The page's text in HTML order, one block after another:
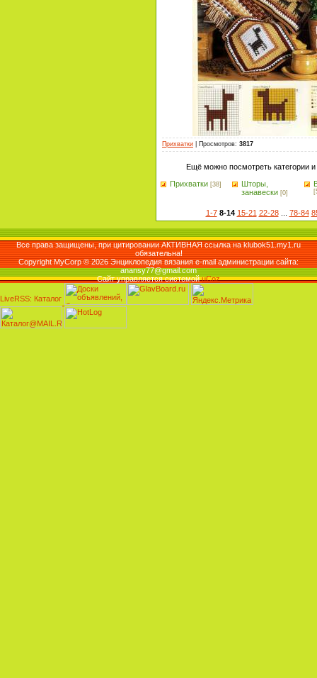
Прихватки Просмотров: 3817
Ещё можно посмотреть категории
Прихватки [38]
Шторы,
занавески [0]
1-7 8-14 15-21 22-28 78-84
Все права защищены, при цитировании АКТИВНАЯ ссылка на klubok51.my1.ru
обязательна!
Copyright MyCorp © 2026 Энциклопедия вязания e-mail администрации сайта:
anansy77@gmail.com
Сайт управляется системойuCoz